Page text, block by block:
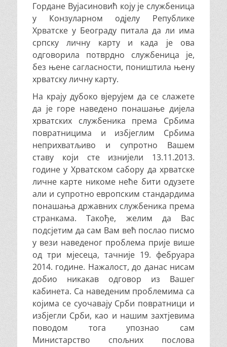
Гордане Вујасиновић коју је службеница
у Конзуларном одјелу Републике
Хрватске у Београду питала да ли има
српску личну карту и када је ова
одговорила потврдно службеница је,
без њене сагласности, поништила њену
хрватску личну карту.
На крају дубоко вјерујем да се слажете
да је горе наведено понашање дијела
хрватских службеника према Србима
повратницима и избјеглим Србима
неприхватљиво и супротно Вашем
ставу који сте изнијели 13.11.2013.
године у Хрватском сабору да хрватске
личне карте никоме неће бити одузете
али и супротно европским стандардима
понашања државних службеника према
странкама. Такође, желим да Вас
подсјетим да сам Вам већ послао писмо
у вези наведеног проблема прије више
од три мјесеца, тачније 19. фебруара
2014. године. Нажалост, до данас нисам
добио никакав одговор из Вашег
кабинета. Са наведеним проблемима са
којима се суочавају Срби повратници и
избјегли Срби, као и нашим захтјевима
поводом тога упознао сам
Министарство спољних послова